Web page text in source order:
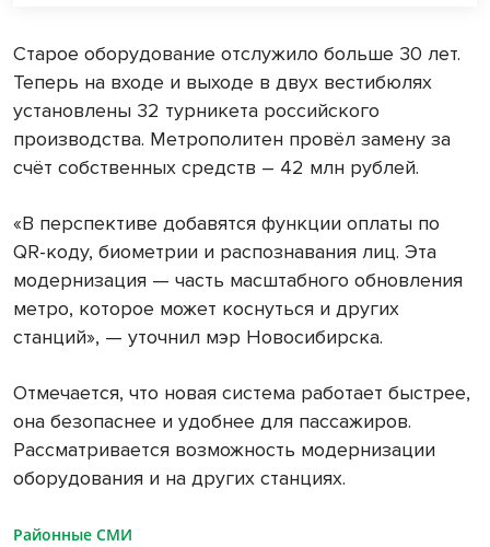
Старое оборудование отслужило больше 30 лет.
Теперь на входе и выходе в двух вестибюлях
установлены 32 турникета российского
производства. Метрополитен провёл замену за
счёт собственных средств – 42 млн рублей.
«В перспективе добавятся функции оплаты по
QR-коду, биометрии и распознавания лиц. Эта
модернизация — часть масштабного обновления
метро, которое может коснуться и других
станций», — уточнил мэр Новосибирска.
Отмечается, что новая система работает быстрее,
она безопаснее и удобнее для пассажиров.
Рассматривается возможность модернизации
оборудования и на других станциях.
Районные СМИ